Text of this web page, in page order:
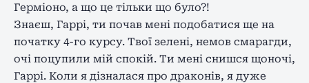
Герміоно, а що це тільки що було?!
Знаєш, Гаррі, ти почав мені подобатися ще на
початку 4-го курсу. Твої зелені, немов смарагди,
очі поцупили мій спокій. Ти мені снишся щоночі,
Гаррі. Коли я дізналася про драконів, я дуже